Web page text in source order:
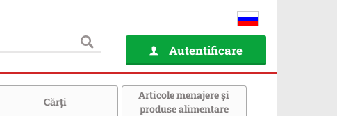
Autentificare
Cărţi
Articole menajere și
produse alimentare